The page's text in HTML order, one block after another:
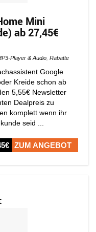
Mini
ab 27,45€
Player & Audio Rabatte
Google
Kreide schon ab
5,55€ Newsletter
Dealpreis zu
komplett wenn ihr
seid ...
ZUM ANGEBOT